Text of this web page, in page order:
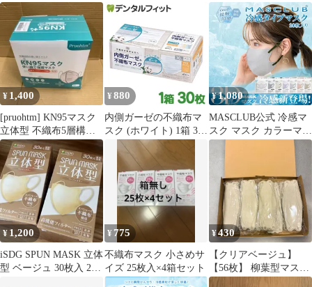
スク
織布 立体 マスク 立体
マスク 不織布マスク バ
イカラーマスク 血色マ
スク 小顔マスク マスク
カラーマスク くちばし
¥ 1,400
[pruohtm] KN95マスク
立体型 不織布5層構造
50枚 ふつう
¥ 880
内側ガーゼの不織布マ
スク (ホワイト) 1箱 30
枚入り レギュラーサイ
ズ 175×90mm 50枚入 消
臭 ガーゼ マスク 使い
捨て
¥1,080
MASCLUB公式 冷感マ
スク マスク カラーマス
ク 3Dマスク 立体マス
ク 60枚入 不織布 接触
冷感 血色マスク 不織布
接触冷感 マスク 不織布
マスク
¥ 1,200
iSDG SPUN MASK 立体
型 ベージュ 30枚入 2箱
¥ 775
不織布マスク 小さめサ
イズ 25枚入×4箱セット
¥430
【クリアベージュ】
【56枚】 柳葉型マスク
ダイヤモンドマスク ３